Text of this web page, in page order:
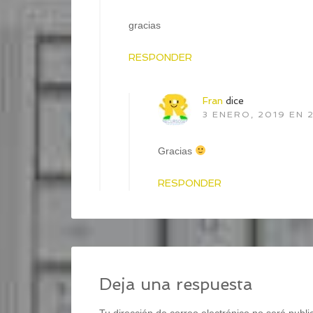
gracias
RESPONDER
Fran dice
3 ENERO, 2019 EN
Gracias
RESPONDER
Deja una respuesta